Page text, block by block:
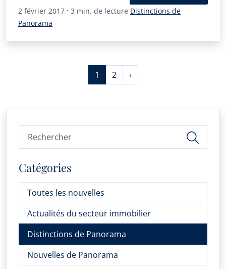
2 février 2017 · 3 min. de lecture Distinctions de
Panorama
1 2 ›
Catégories
Toutes les nouvelles
Actualités du secteur immobilier
Distinctions de Panorama
Nouvelles de Panorama